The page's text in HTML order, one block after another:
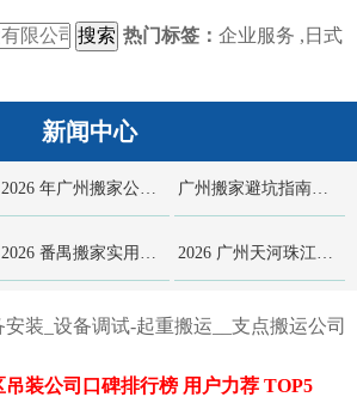
热门标签：企业服务 , 日式
新闻中心
2026 年广州搬家公司选择全攻略 基于社区场景与居民口碑的深度... 广州搬家避坑指南：怎么选就近派车楼道熟练价格透明靠谱搬家团队实用...
2026 番禺搬家实用手册：搬家公司甄选、精细化打包、工人搬迁细... 2026 广州天河珠江新城 CBD 写字楼搬迁避坑手册 合规进场...
装_设备调试-起重搬运__支点搬运公司
吊装公司口碑排行榜 用户力荐 TOP5